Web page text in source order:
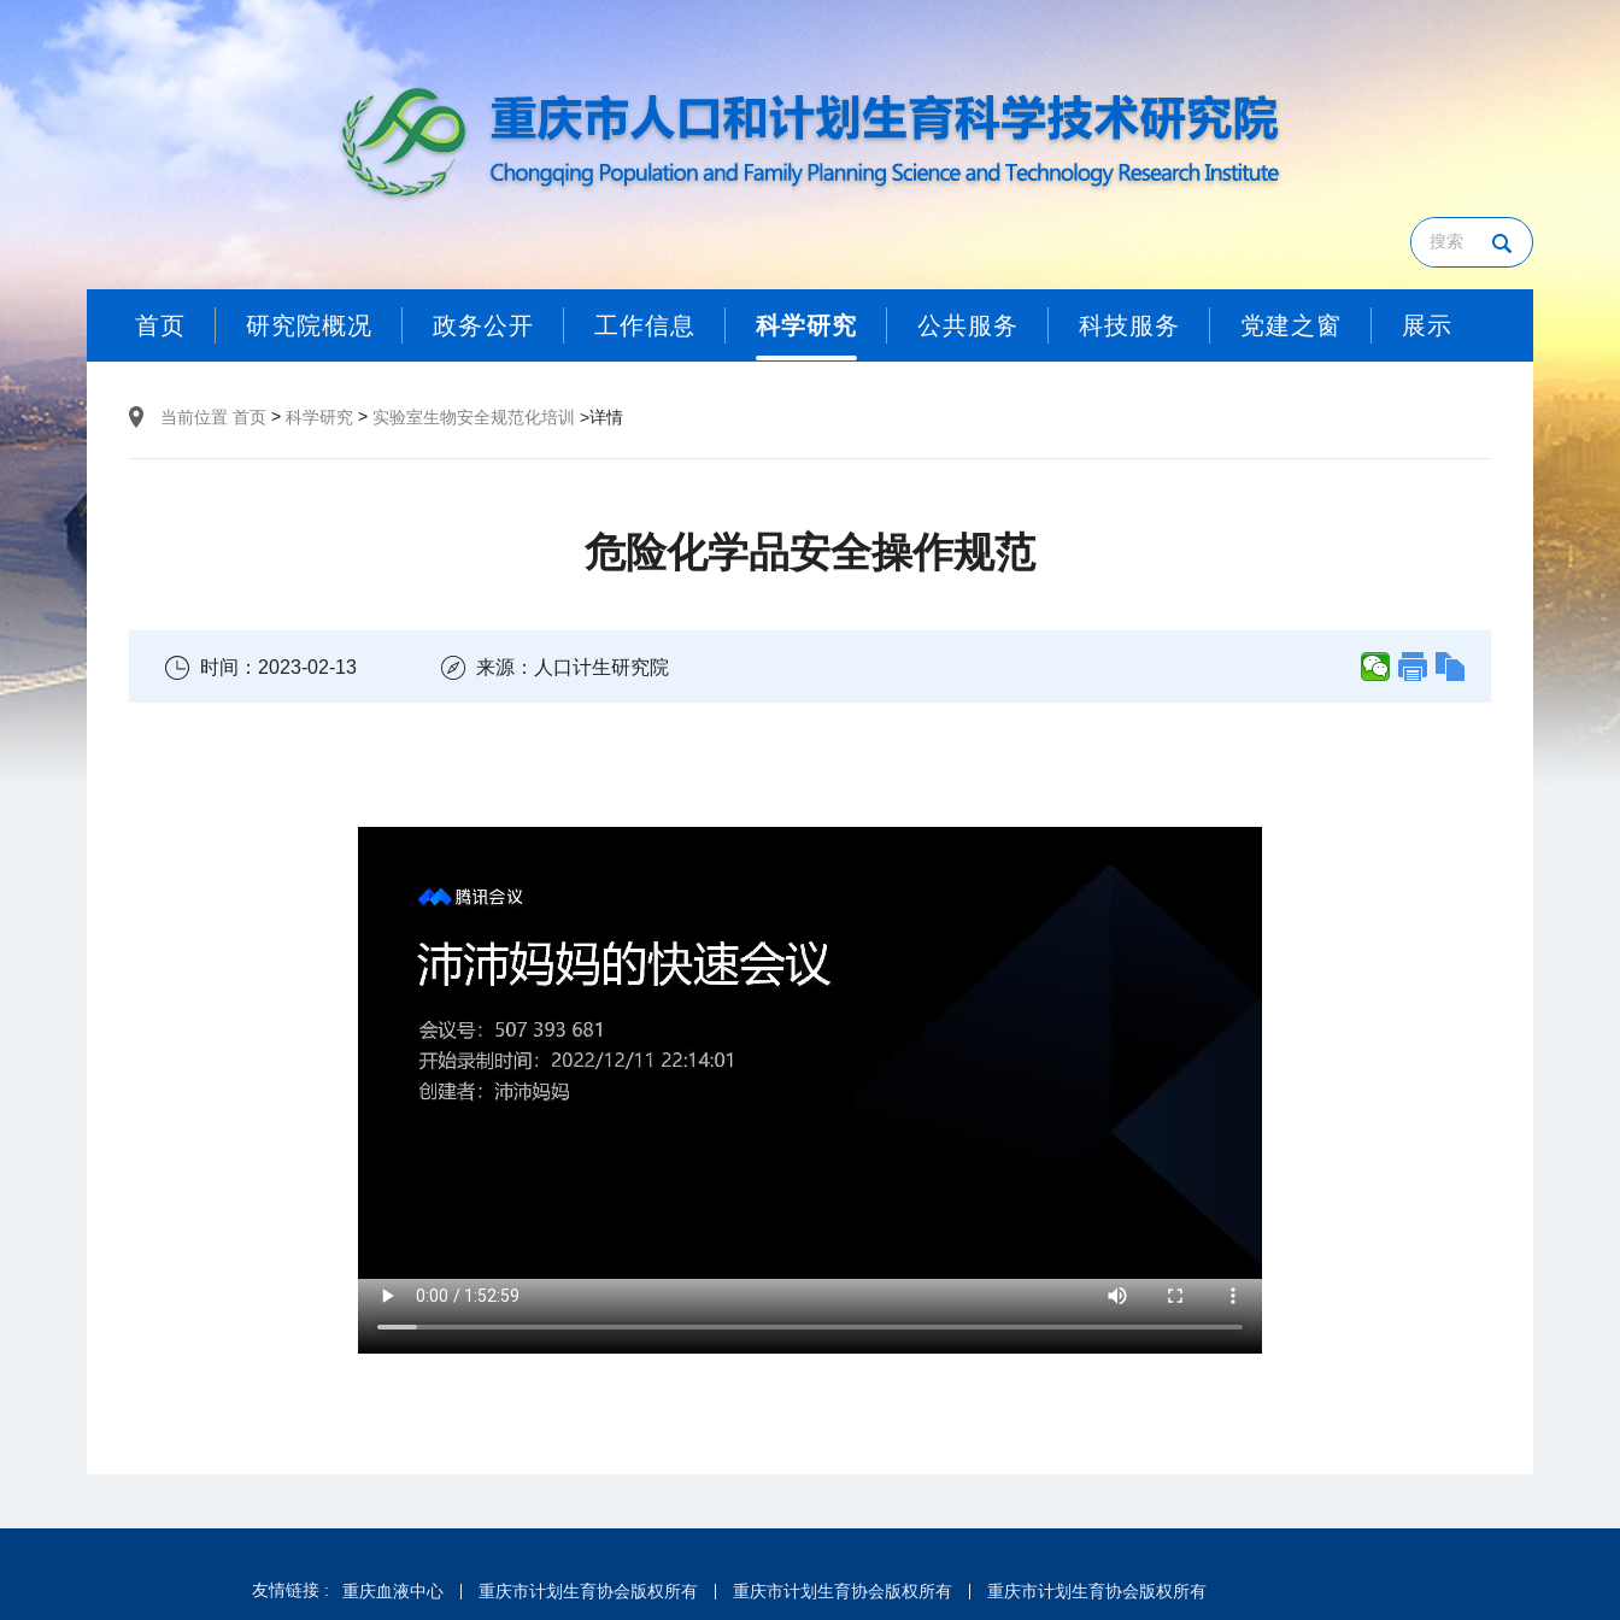
首页 研究院概况 政务公开 工作信息 科学研究 公共服务 科技服务 党建之窗 展示
当前位置 首页 > 科学研究 > 实验室生物安全规范化培训 >详情
危险化学品安全操作规范
时间：2023-02-13 来源：人口计生研究院
友情链接 : 重庆血液中心 重庆市计划生育协会版权所有 重庆市计划生育协会版权所有 重庆市计划生育协会版权所有